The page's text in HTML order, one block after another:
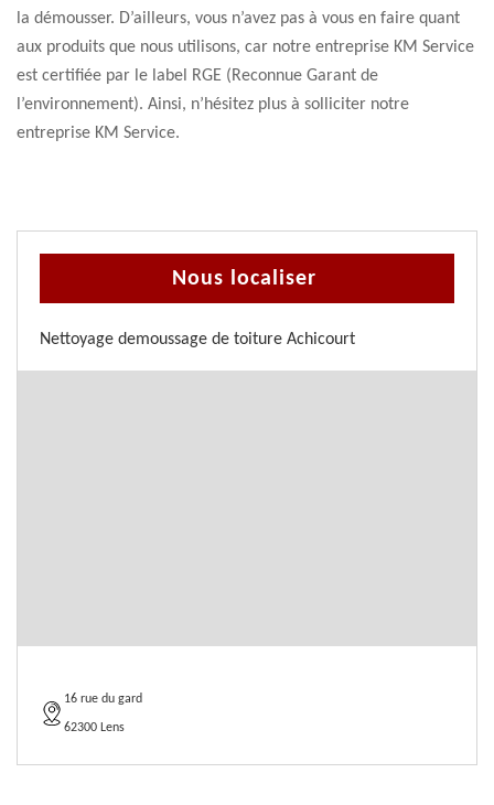
la démousser. D’ailleurs, vous n’avez pas à vous en faire quant
aux produits que nous utilisons, car notre entreprise KM Service
est certifiée par le label RGE (Reconnue Garant de
l’environnement). Ainsi, n’hésitez plus à solliciter notre
entreprise KM Service.
Nous localiser
Nettoyage demoussage de toiture Achicourt
16 rue du gard
62300 Lens